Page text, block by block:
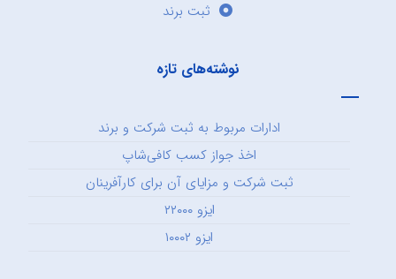
ثبت برند
نوشته‌های تازه
ادارات مربوط به ثبت شرکت و برند
اخذ جواز کسب کافی‌شاپ
ثبت شرکت و مزایای آن برای کارآفرینان
ایزو ۲۲۰۰۰
ایزو ۱۰۰۰۲